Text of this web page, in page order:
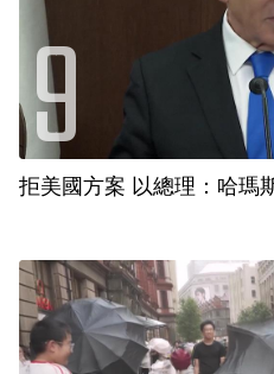
拒美國方案 以總理：哈瑪